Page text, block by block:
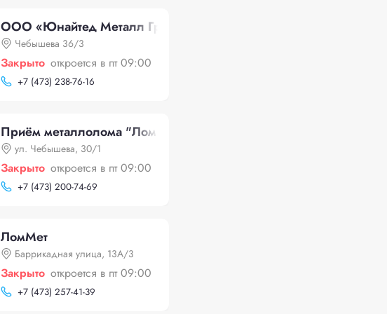
ООО «Юнайтед Металл Групп»
Чебышева 36/3
Закрыто откроется в пт 09:00
+7 (473) 238-76-16
Приём металлолома "Лом Инвест"
ул. Чебышева, 30/1
Закрыто откроется в пт 09:00
+7 (473) 200-74-69
ЛомМет
Баррикадная улица, 13А/3
Закрыто откроется в пт 09:00
+7 (473) 257-41-39